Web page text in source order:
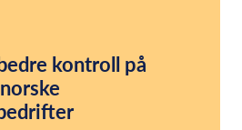
kontroll på